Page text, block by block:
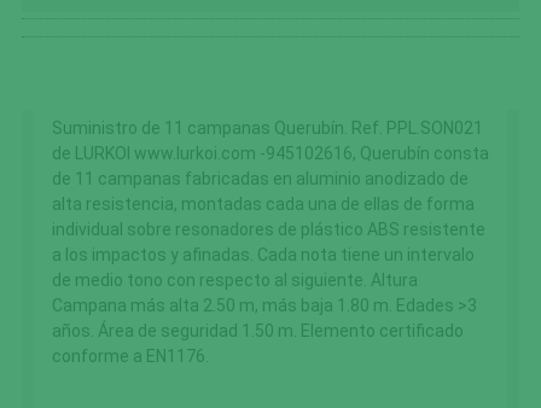
Suministro de 11 campanas Querubín. Ref. PPL.SON021
de LURKOI www.lurkoi.com -945102616, Querubín consta
de 11 campanas fabricadas en aluminio anodizado de
alta resistencia, montadas cada una de ellas de forma
individual sobre resonadores de plástico ABS resistente
a los impactos y afinadas. Cada nota tiene un intervalo
de medio tono con respecto al siguiente. Altura
Campana más alta 2.50 m, más baja 1.80 m. Edades >3
años. Área de seguridad 1.50 m. Elemento certificado
conforme a EN1176.